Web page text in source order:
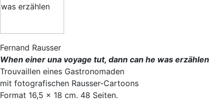
Fernand Rausser
When einer una voyage tut, dann can he was erzählen
Trouvaillen eines Gastronomaden
mit fotografischen Rausser-Cartoons
Format 16,5 × 18 cm. 48 Seiten.